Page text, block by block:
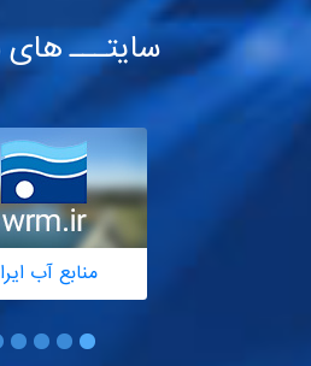
سایتـــ های
منابع آب